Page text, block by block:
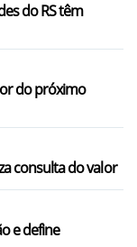
do RS têm
do próximo
consulta do valor
e define